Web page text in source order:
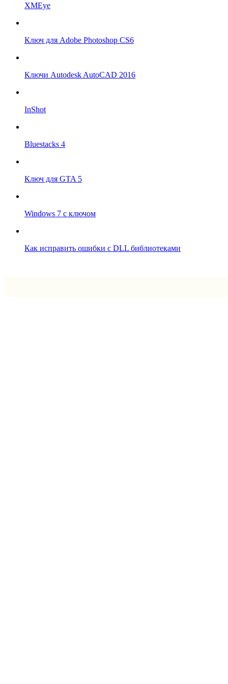
XMEye
Ключ для Adobe Photoshop CS6
Ключи Autodesk AutoCAD 2016
InShot
Bluestacks 4
Ключ для GTA 5
Windows 7 с ключом
Как исправить ошибки с DLL библиотеками